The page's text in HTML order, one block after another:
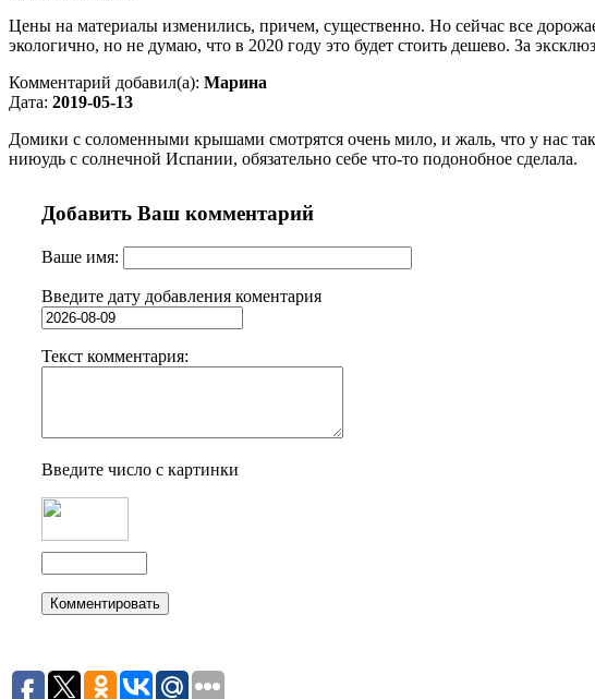
Цены на материалы изменились, причем, существенно. Но сейчас все
экологично, но не думаю, что в 2020 году это будет стоить дешево. За
Комментарий добавил(а): Марина
Дата: 2019-05-13
Домики с соломенными крышами смотрятся очень мило, и жаль, что у нас
ниюудь с солнечной Испании, обязательно себе что-то подонобное сделала.
Добавить Ваш комментарий
Ваше имя:
Введите дату добавления коментария
Текст комментария:
Введите число с картинки